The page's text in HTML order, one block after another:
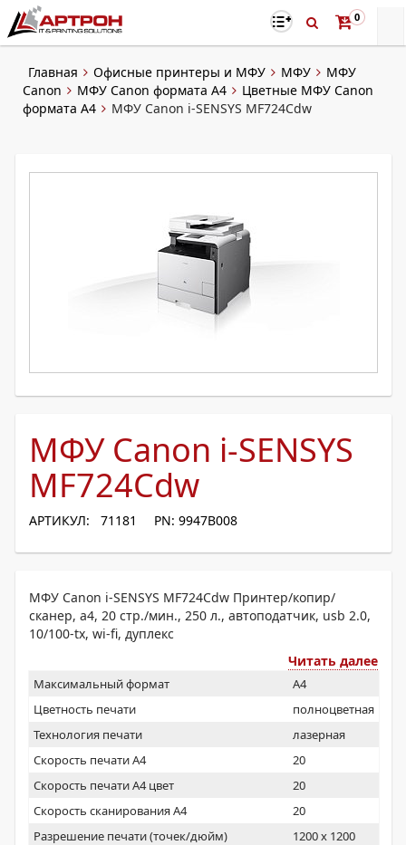
0
Главная Офисные принтеры и МФУ МФУ
МФУ
Canon
МФУ Canon формата А4
Цветные МФУ Canon
формата А4
МФУ Canon i-SENSYS MF724Cdw
МФУ Canon i-SENSYS
MF724Cdw
АРТИКУЛ: 71181 PN: 9947B008
МФУ Canon i-SENSYS MF724Cdw Принтер/копир/
сканер, а4, 20 стр./мин., 250 л., автоподатчик, usb 2.0,
10/100-tx, wi-fi, дуплекс
Читать далее
Максимальный формат
A4
Цветность печати
полноцветная
Технология печати
лазерная
Скорость печати А4
20
Скорость печати А4 цвет
20
Скорость сканирования А4
20
Разрешение печати (точек/дюйм)
1200 x 1200